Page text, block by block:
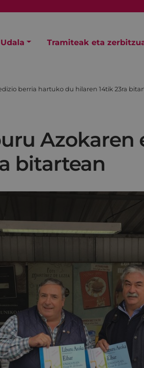
Udala Tramiteak eta
berria hartuko du hilaren 14tik 23ra
bitartean